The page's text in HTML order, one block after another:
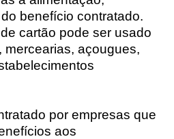
benefício contratado.
cartão pode ser usado
mercearias, açougues,
por empresas que
aos